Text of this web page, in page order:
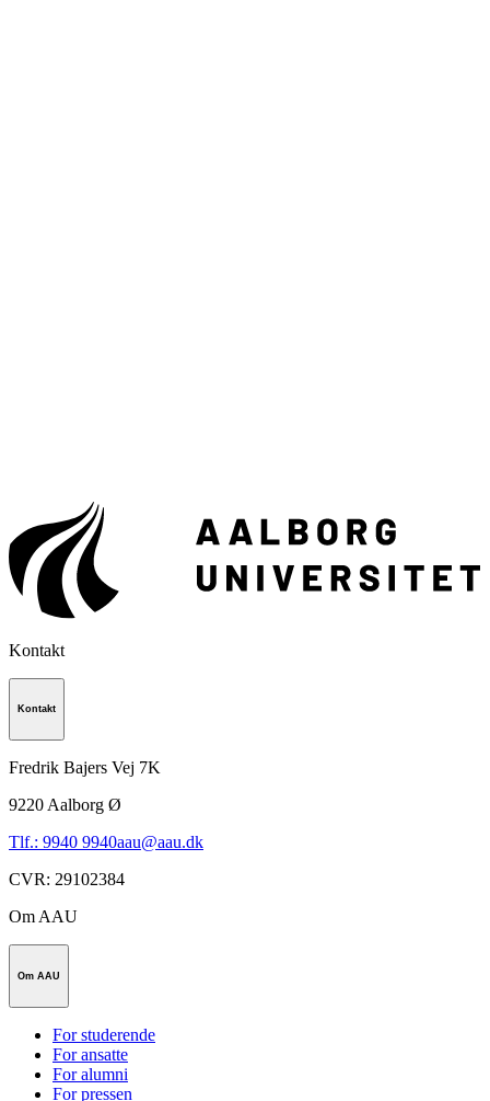
Kontakt
Kontakt
Fredrik Bajers Vej 7K
9220 Aalborg Ø
Tlf.: 9940 9940aau@aau.dk
CVR: 29102384
Om AAU
Om AAU
For studerende
For ansatte
For alumni
For pressen